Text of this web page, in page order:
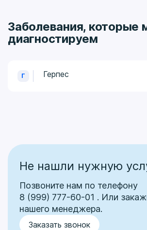
Заболевания, которые
диагностируем
Г Герпес
Заказать звонок
Не нашли нужную
Позвоните нам по телефону
8 (999) 777-60-01 . Или
нашего менеджера.